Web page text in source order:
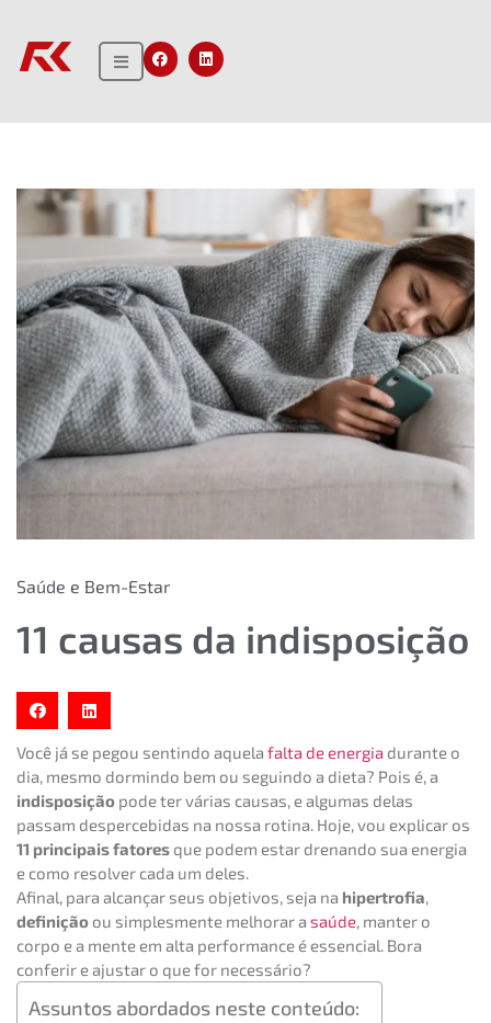
Saúde e Bem-Estar
11 causas da indisposição
Você já se pegou sentindo aquela falta de energia durante o
dia, mesmo dormindo bem ou seguindo a dieta? Pois é, a
indisposição pode ter várias causas, e algumas delas
passam despercebidas na nossa rotina. Hoje, vou explicar os
11 principais fatores que podem estar drenando sua energia
e como resolver cada um deles.
Afinal, para alcançar seus objetivos, seja na hipertrofia,
definição ou simplesmente melhorar a saúde, manter o
corpo e a mente em alta performance é essencial. Bora
conferir e ajustar o que for necessário?
Assuntos abordados neste conteúdo: